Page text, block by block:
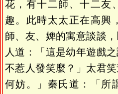
花，有十二師、十二友
趣。此時太太正在高興
師、友、婢的寓意談談
人道：「這是幼年遊戲
不惹人發笑麼？」太君
何妨。」秦氏道：「所